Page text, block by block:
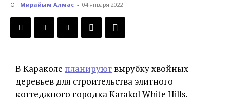
Кыргызстана
От Мирайым Алмас - 04 января 2022
В Караколе планируют вырубку хвойных
деревьев для строительства элитного
коттеджного городка Karakol White Hills.